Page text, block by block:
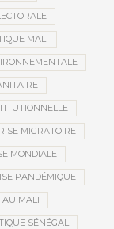
MALI
MIGRATOIRE
MONDIALE
PANDÉMIQUE
AU MALI
SÉNÉGAL